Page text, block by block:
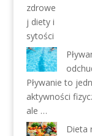
Pływanie to
aktywności
ale …
Dieta